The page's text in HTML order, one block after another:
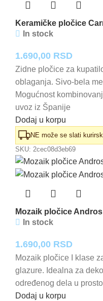
Keramičke pločice
In stock
1.690,00 RSD
Zidne pločice za
oblaganja. Sivo-bela
Mogućnost
uvoz iz Španije
Dodaj u korpu
NE može se slati
SKU: 2cec08d3eb69
Mozaik pločice
In stock
1.690,00 RSD
Mozaik pločice I klase
glazure. Idealna za
određenog dela u
Dodaj u korpu